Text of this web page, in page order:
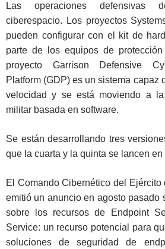
Las operaciones defensivas
ciberespacio. Los proyectos
pueden configurar con el kit de
parte de los equipos de protección
proyecto Garrison Defensive
Platform (GDP) es un sistema capaz
velocidad y se está moviendo a
militar basada en software.
Se están desarrollando tres
que la cuarta y la quinta se lancen en
El Comando Cibernético del
emitió un anuncio en agosto pasado
sobre los recursos de Endpoint
Service: un recurso potencial para
soluciones de seguridad de